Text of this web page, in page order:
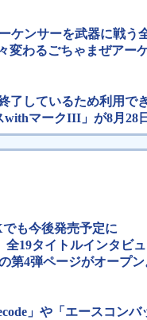
ケンサーを武器に戦う
変わるごちゃまぜアー
了しているため利用で
withマークIII」が8月28
も今後発売予定に
全19タイトルインタビ
第4弾ページがオープ
」や「エースコン